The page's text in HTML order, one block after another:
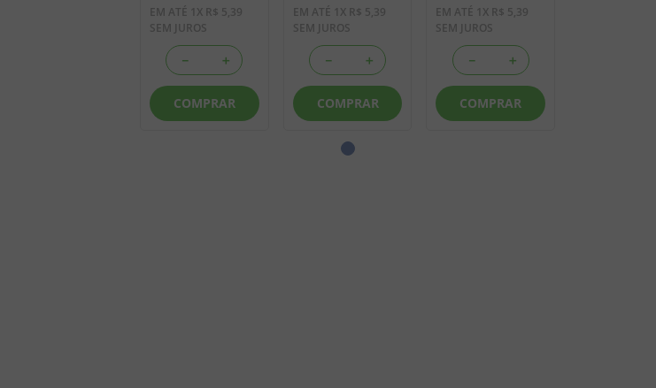
EM ATÉ 1 X R$ 5,39
SEM JUROS
＋
－
COMPRAR
EM ATÉ 1 X R$ 5,39
SEM JUROS
＋
－
COMPRAR
EM ATÉ 1 X R$ 5,39
SEM JUROS
＋
－
COMPRAR